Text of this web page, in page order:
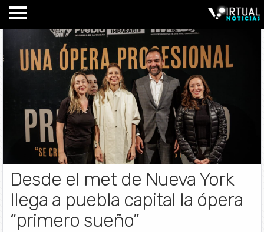
Desde el met de Nueva York
llega a puebla capital la ópera
“primero sueño”